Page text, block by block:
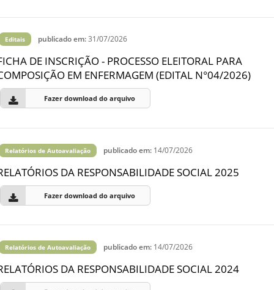
Editais publicado em:31/07/2026
DE INSCRIÇÃO - PROCESSO ELEITORAL PARA
EM ENFERMAGEM (EDITAL N°04/2026)
Fazer download do arquivo
Relatórios de Autoavaliação publicado em: 14/07/2026
DA RESPONSABILIDADE SOCIAL 2025
Fazer download do arquivo
Relatórios de Autoavaliação publicado em: 14/07/2026
DA RESPONSABILIDADE SOCIAL 2024